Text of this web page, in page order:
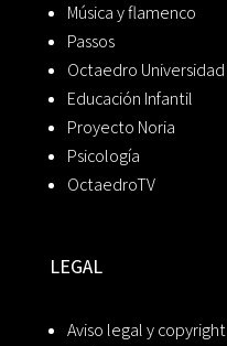
Música y flamenco
Passos
Octaedro Universidad
Educación Infantil
Proyecto Noria
Psicología
OctaedroTV
LEGAL
Aviso legal y copyright